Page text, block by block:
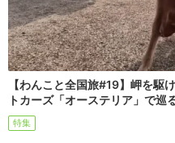
【わんこと全国旅#19】岬を駆
トカーズ「オーステリア」で巡
特集